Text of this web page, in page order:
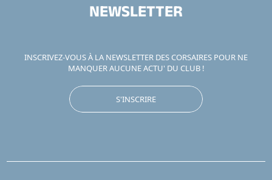
NEWSLETTER
INSCRIVEZ-VOUS À LA NEWSLETTER DES CORSAIRES POUR NE
MANQUER AUCUNE ACTU' DU CLUB !
S'INSCRIRE